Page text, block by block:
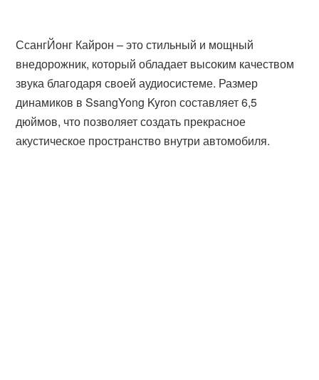
СсангЙонг Кайрон – это стильный и мощный
внедорожник, который обладает высоким качеством
звука благодаря своей аудиосистеме. Размер
динамиков в SsangYong Kyron составляет 6,5
дюймов, что позволяет создать прекрасное
акустическое пространство внутри автомобиля.